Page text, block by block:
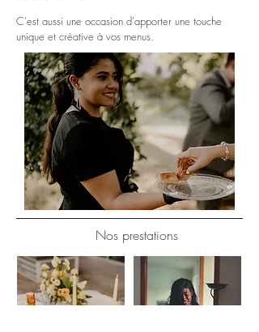
C'est aussi une occasion d'apporter une touche
unique et créative à vos menus.
Nos prestations